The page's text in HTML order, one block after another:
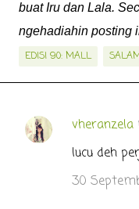
buat Iru dan Lala.
ngehadiahin posting
EDISI 90: MALL
K
vheranzela
lucu deh
30